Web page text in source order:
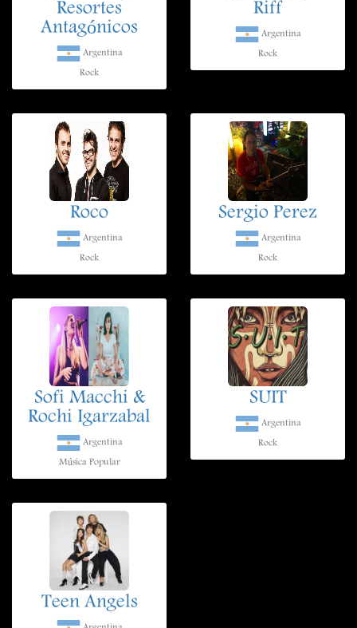
Resortes
Antagónicos
Argentina
Rock
Riff
Argentina
Rock
Roco
Argentina
Rock
Sergio Perez
Argentina
Rock
Sofi Macchi &
Rochi Igarzabal
Argentina
Música Popular
SUIT
Argentina
Rock
Teen Angels